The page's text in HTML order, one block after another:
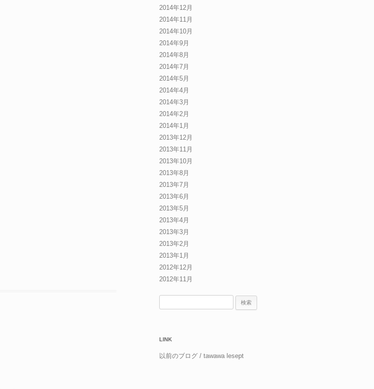
2014年12月
2014年11月
2014年10月
2014年9月
2014年8月
2014年7月
2014年5月
2014年4月
2014年3月
2014年2月
2014年1月
2013年12月
2013年11月
2013年10月
2013年8月
2013年7月
2013年6月
2013年5月
2013年4月
2013年3月
2013年2月
2013年1月
2012年12月
2012年11月
LINK
以前のブログ / tawawa lesept